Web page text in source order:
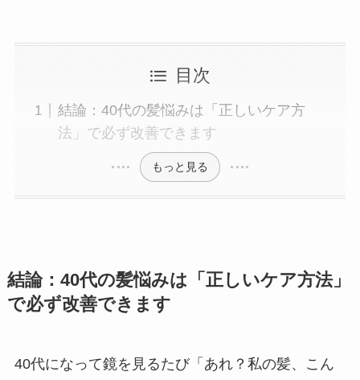
目次
結論：40代の髪悩みは「正しいケア方
法」で必ず改善できます
もっと見る
結論：40代の髪悩みは「正しいケア方法」
で必ず改善できます
40代になって鏡を見るたび「あれ？私の髪、こん